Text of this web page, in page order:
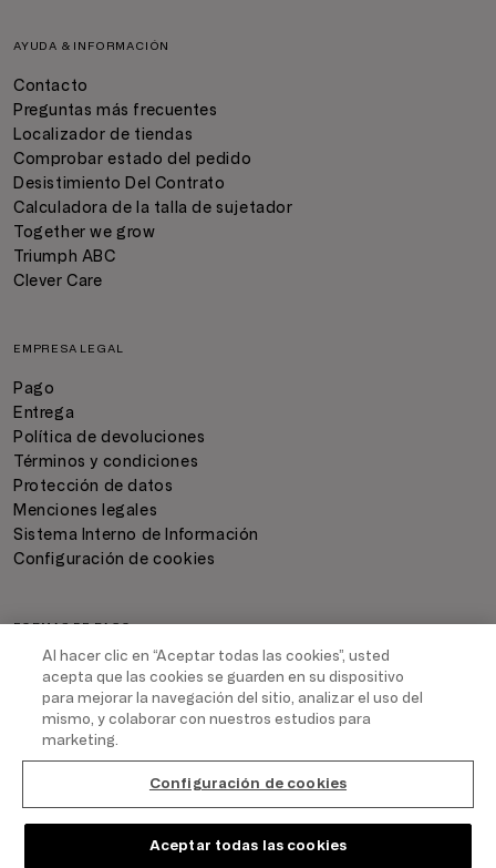
AYUDA & INFORMACIÓN
Contacto
Preguntas más frecuentes
Localizador de tiendas
Comprobar estado del pedido
Desistimiento Del Contrato
Calculadora de la talla de sujetador
Together we grow
Triumph ABC
Clever Care
EMPRESA LEGAL
Pago
Entrega
Política de devoluciones
Términos y condiciones
Protección de datos
Menciones legales
Sistema Interno de Información
Configuración de cookies
FORMAS DE PAGO
ENVIO Y ENTREGA
- TRIUMPH INTERTRADE AG. ALL RIGHTS RESERVED
Al hacer clic en “Aceptar todas las cookies”, usted
acepta que las cookies se guarden en su dispositivo
para mejorar la navegación del sitio, analizar el uso del
mismo, y colaborar con nuestros estudios para
marketing.
Configuración de cookies
Aceptar todas las cookies